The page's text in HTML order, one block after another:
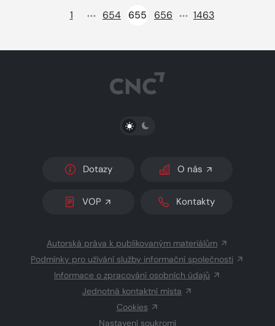
1
654 655 656 1463
PŘEPNOUT SVĚTLÝ/TMAVÝ REŽIM
Dotazy O nás
VOP Kontakty
Autorská práva k publikovaným materiálům
Podmínky pro užívání služby informační společnosti
Informace o zpracování osobních údajů
Jednotná kontaktní místa
Cookies
Nastavení soukromí